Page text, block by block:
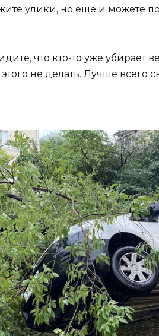
улики, но еще и можете
что кто-то уже убирает
не делать. Лучше всего